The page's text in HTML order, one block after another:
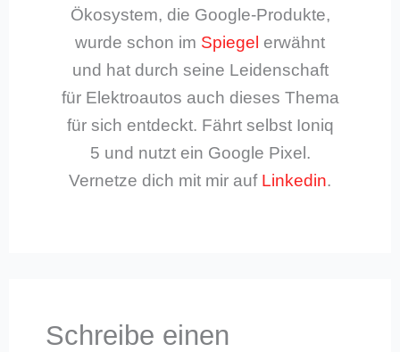
Ökosystem, die Google-Produkte,
wurde schon im Spiegel erwähnt
und hat durch seine Leidenschaft
für Elektroautos auch dieses Thema
für sich entdeckt. Fährt selbst Ioniq
5 und nutzt ein Google Pixel.
Vernetze dich mit mir auf Linkedin.
Schreibe einen